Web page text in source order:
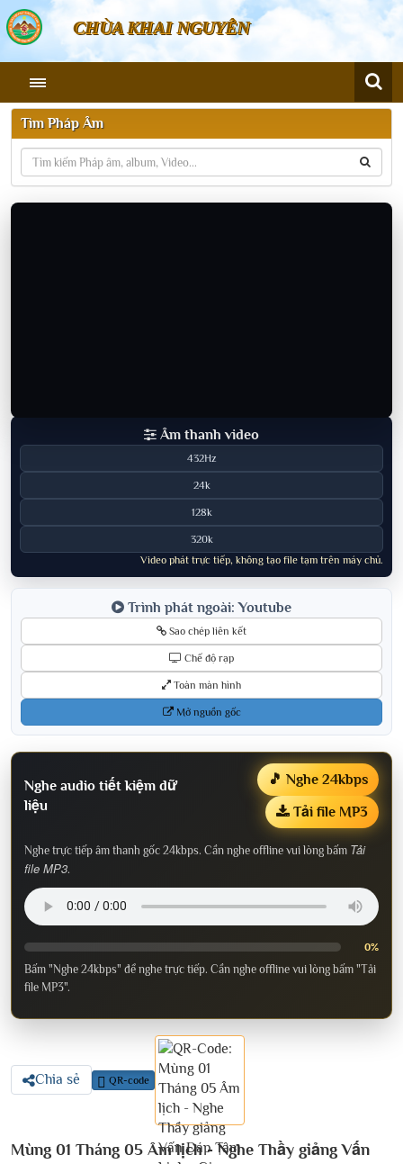
CHÙA KHAI NGUYÊN
Tìm Pháp Âm
Âm thanh video
432Hz
24k
128k
320k
Video phát trực tiếp, không tạo file tạm trên máy chủ.
Trình phát ngoài: Youtube
Sao chép liên kết
Chế độ rạp
Toàn màn hình
Mở nguồn gốc
Nghe audio tiết kiệm dữ
liệu
🎵 Nghe 24kbps
Tải file MP3
Nghe trực tiếp âm thanh gốc 24kbps. Cần nghe offline vui lòng bấm Tải
file MP3.
0%
Bấm "Nghe 24kbps" để nghe trực tiếp. Cần nghe offline vui lòng bấm "Tải
file MP3".
Chia sẻ QR-code
Mùng 01 Tháng 05 Âm lịch - Nghe Thầy giảng Vấn